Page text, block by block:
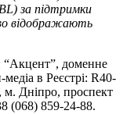
за підтримки
відображають
“Акцент”, доменне
в Реєстрі: R40-
м. Дніпро, проспект
(068) 859-24-88.